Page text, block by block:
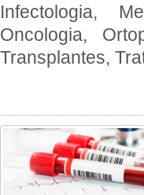
Infectologia,
Oncologia,
Transplantes,